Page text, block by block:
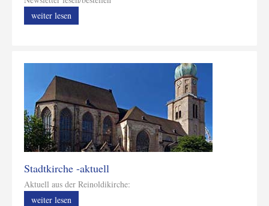
weiter lesen
Stadtkirche -aktuell
Aktuell aus der Reinoldikirche:
weiter lesen